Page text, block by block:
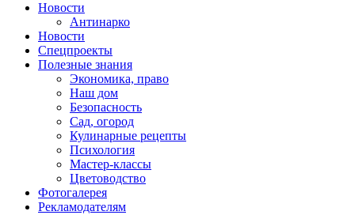
Новости
Антинарко
Новости
Спецпроекты
Полезные знания
Экономика, право
Наш дом
Безопасность
Сад, огород
Кулинарные рецепты
Психология
Мастер-классы
Цветоводство
Фотогалерея
Рекламодателям